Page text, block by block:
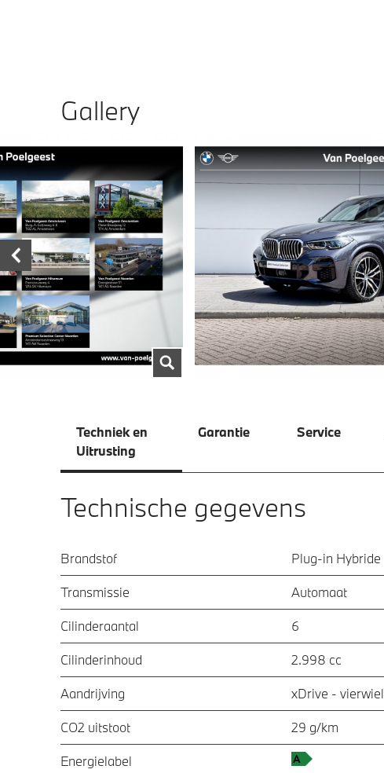
Gallery
Techniek en
Uitrusting
Garantie Service
Technische gegevens
Brandstof Plug-in Hybride
Transmissie Automaat
Cilinderaantal 6
Cilinderinhoud 2.998 cc
Aandrijving xDrive -
CO2 uitstoot 29 g/km
Energielabel